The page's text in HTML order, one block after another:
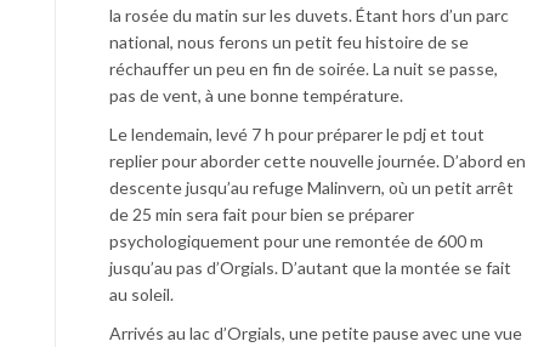
la rosée du matin sur les duvets. Étant hors d’un parc
national, nous ferons un petit feu histoire de se
réchauffer un peu en fin de soirée. La nuit se passe,
pas de vent, à une bonne température.
Le lendemain, levé 7 h pour préparer le pdj et tout
replier pour aborder cette nouvelle journée. D’abord en
descente jusqu’au refuge Malinvern, où un petit arrêt
de 25 min sera fait pour bien se préparer
psychologiquement pour une remontée de 600 m
jusqu’au pas d’Orgials. D’autant que la montée se fait
au soleil.
Arrivés au lac d’Orgials, une petite pause avec une vue